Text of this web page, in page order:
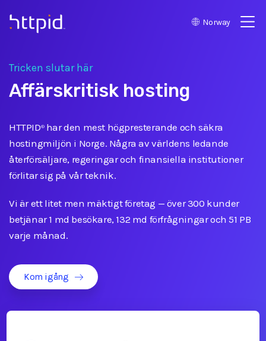
™
Norway
Tricken slutar här
Affärskritisk hosting
HTTPID®har den mest högpresterande och säkra
hostingmiljön i Norge. Några av världens ledande
återförsäljare, regeringar och finansiella institutioner
förlitar sig på vår teknik.
Vi är ett litet men mäktigt företag — över 300 kunder
betjänar 1 md besökare, 132 md förfrågningar och 51 PB
varje månad.
Kom igång